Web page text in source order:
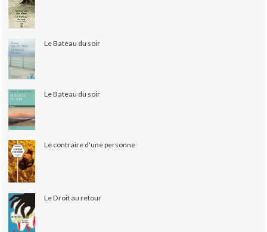
Le Bateau du soir
Le Bateau du soir
Le contraire d'une personne
Le Droit au retour